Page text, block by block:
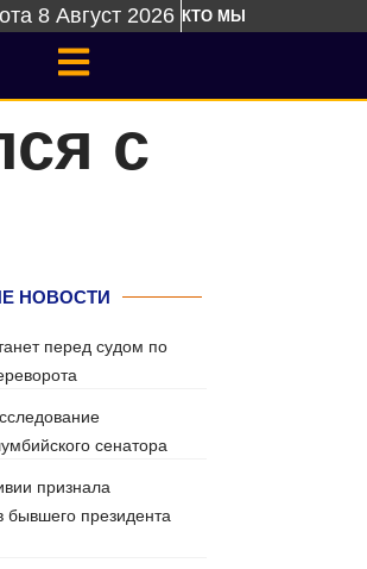
8 Август 2026 КТО МЫ
с
НОВОСТИ
перед судом по
сенатора
признала
бывшего президента